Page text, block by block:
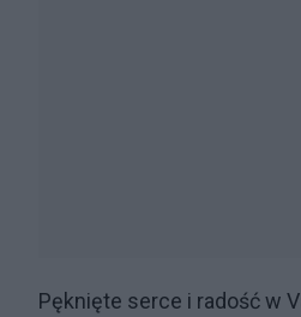
Pęknięte serce i radość w